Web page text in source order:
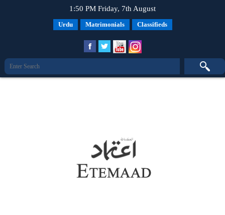
1:50 PM Friday, 7th August
Urdu Matrimonials Classifieds